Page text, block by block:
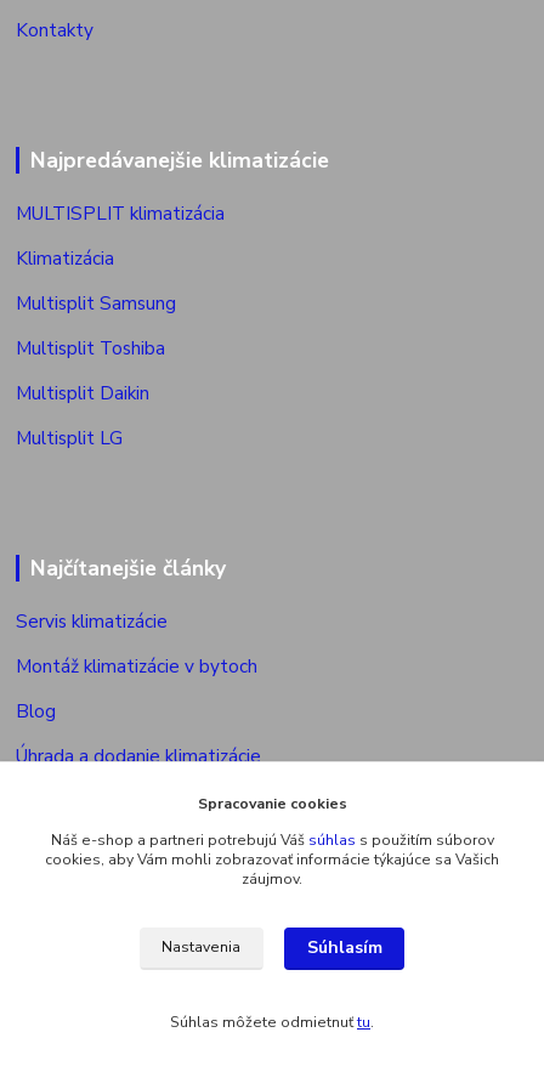
Kontakty
Najpredávanejšie klimatizácie
MULTISPLIT klimatizácia
Klimatizácia
Multisplit Samsung
Multisplit Toshiba
Multisplit Daikin
Multisplit LG
Najčítanejšie články
Servis klimatizácie
Montáž klimatizácie v bytoch
Blog
Úhrada a dodanie klimatizácie
Povolenie na montáž klimatizácie
Výkon vonkajšej jed. multisplitu
Upravit sběr cookies.
Spracovanie cookies
Náš e-shop a partneri potrebujú Váš súhlas s použitím súborov
cookies, aby Vám mohli zobrazovať informácie týkajúce sa Vašich
záujmov.
Nastavenia Súhlasím
Súhlas môžete odmietnuťtu.